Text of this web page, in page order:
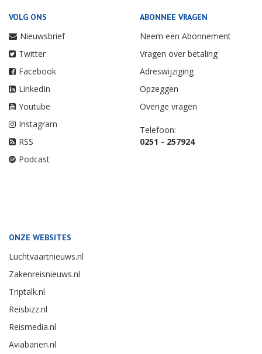
VOLG ONS
Nieuwsbrief
Twitter
Facebook
LinkedIn
Youtube
Instagram
RSS
Podcast
ABONNEE VRAGEN
Neem een Abonnement
Vragen over betaling
Adreswijziging
Opzeggen
Overige vragen
Telefoon:
0251 - 257924
ONZE WEBSITES
Luchtvaartnieuws.nl
Zakenreisnieuws.nl
Triptalk.nl
Reisbizz.nl
Reismedia.nl
Aviabanen.nl